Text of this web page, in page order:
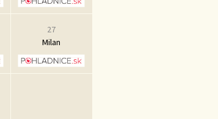
27
Milan